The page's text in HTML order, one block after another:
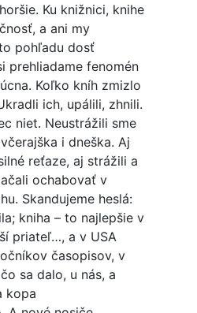
Ku knižnici, knihe
a ani my
pohľadu dosť
prehliadame fenomén
Koľko kníh zmizlo
ich, upálili, zhnili.
niet. Neustrážili sme
i dneška. Aj
reťaze, aj strážili a
ochabovať v
Skandujeme heslá:
kniha – to najlepšie v
priateľ…, a v USA
časopisov, v
sa dalo, u nás, a
kopa